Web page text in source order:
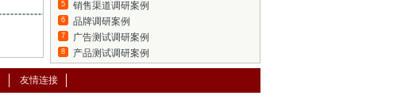
5 销售渠道调研案例
6 品牌调研案例
7 广告测试调研案例
8 产品测试调研案例
友情连接